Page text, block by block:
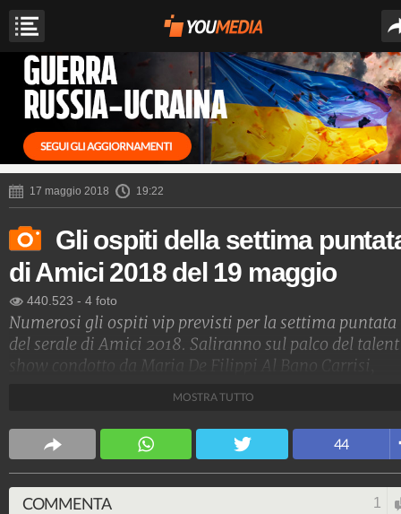
17 maggio 2018 19:22
Gli ospiti della settima
di Amici 2018 del 19 maggio
440.523 - 4 foto
Numerosi gli ospiti vip previsti per la settima puntata
del serale di Amici 2018. Saliranno sul palco del talent
show condotto da Maria De Filippi Al Bano Carrisi,
finale di ballo tra Bryan Ramirez e Lauren Celentano.
4.053.368.084-9.454 video-76.076 foto
MOSTRA TUTTO
44
COMMENTA 1